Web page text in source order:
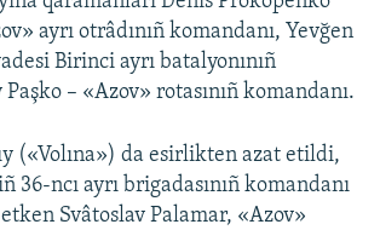
ayrı otrâdınıñ komandanı, Yevğen
Birinci ayrı batalyonınıñ
– «Azov» rotasınıñ komandanı.
(«Volına») da esirlikten azat etildi,
36-ncı ayrı brigadasınıñ komandanı
Svâtoslav Palamar, «Azov»